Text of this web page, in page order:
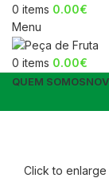
0 items 0.00€
Menu
0 items 0.00€
QUEM SOMOS
Click to enlarge